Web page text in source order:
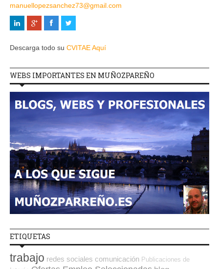
manuellopezsanchez73@gmail.com
Descarga todo su CVITAE Aquí
WEBS IMPORTANTES EN MUÑOZPAREÑO
ETIQUETAS
trabajo redes sociales comunicación Publicaciones de